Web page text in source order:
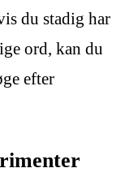
du stadig har
ord, kan du
efter